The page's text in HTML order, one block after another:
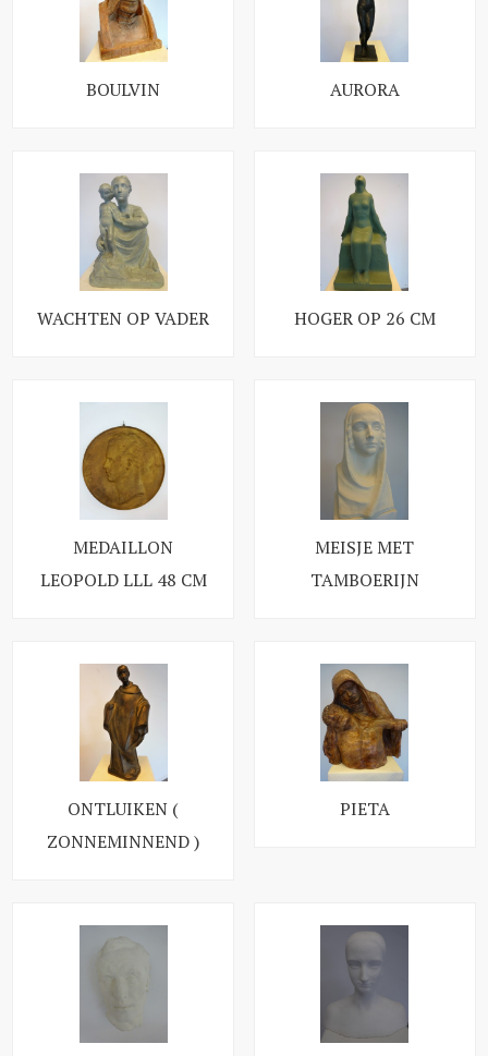
BOULVIN AURORA
WACHTEN OP VADER HOGER OP 26 CM
MEDAILLON
LEOPOLD LLL 48 CM
MEISJE MET
TAMBOERIJN
ONTLUIKEN (
ZONNEMINNEND )
PIETA